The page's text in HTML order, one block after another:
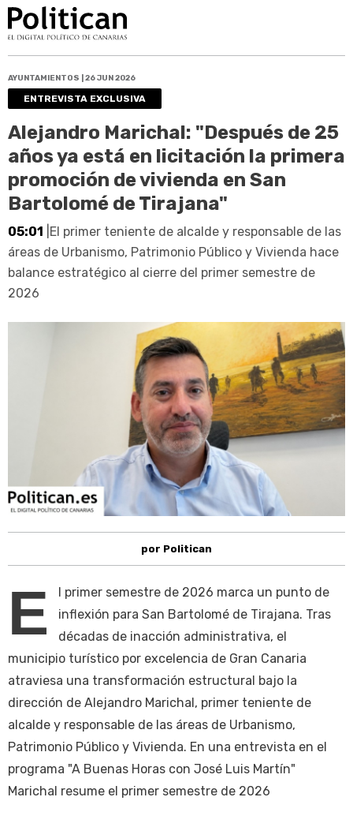
AYUNTAMIENTOS | 26 JUN 2026
ENTREVISTA EXCLUSIVA
Alejandro Marichal: "Después de 25
años ya está en licitación la primera
promoción de vivienda en San
Bartolomé de Tirajana"
05:01 |El primer teniente de alcalde y responsable de las
áreas de Urbanismo, Patrimonio Público y Vivienda hace
balance estratégico al cierre del primer semestre de
2026
por Politican
E
l primer semestre de 2026 marca un punto de
inflexión para San Bartolomé de Tirajana. Tras
décadas de inacción administrativa, el
municipio turístico por excelencia de Gran Canaria
atraviesa una transformación estructural bajo la
dirección de Alejandro Marichal, primer teniente de
alcalde y responsable de las áreas de Urbanismo,
Patrimonio Público y Vivienda. En una entrevista en el
programa "A Buenas Horas con José Luis Martín"
Marichal resume el primer semestre de 2026